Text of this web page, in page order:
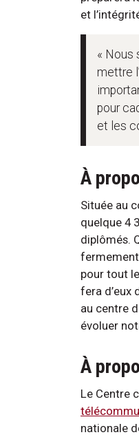
et
« Nous
mettre
pour
et les
À
Située au
quelque 4
diplômés.
fermement
pour tout
fera d’eux
au centre
évoluer
À
Le Centre
nationale